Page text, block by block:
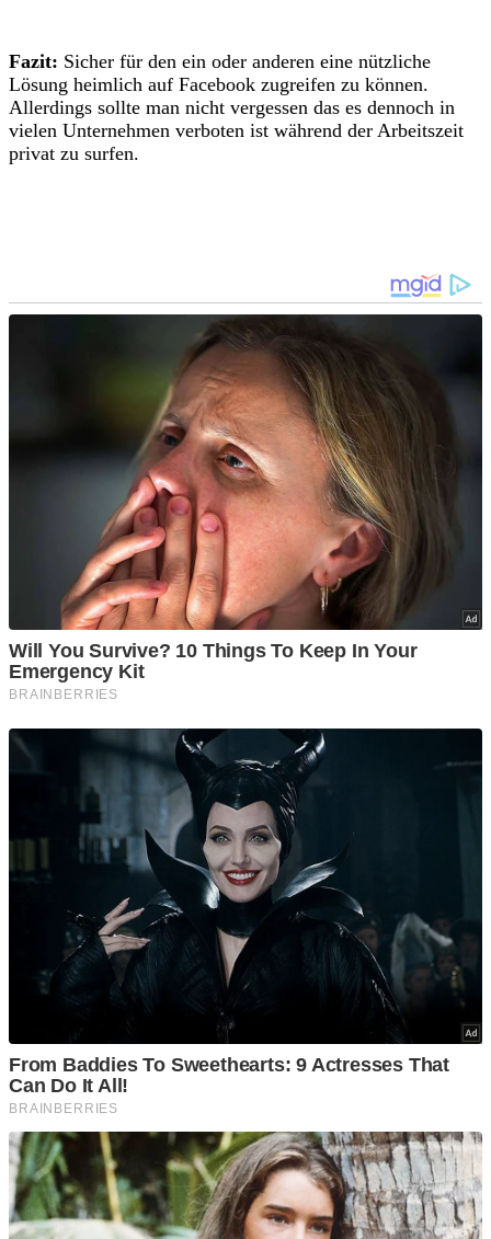
Fazit: Sicher für den ein oder anderen eine nützliche
Lösung heimlich auf Facebook zugreifen zu können.
Allerdings sollte man nicht vergessen das es dennoch in
vielen Unternehmen verboten ist während der Arbeitszeit
privat zu surfen.